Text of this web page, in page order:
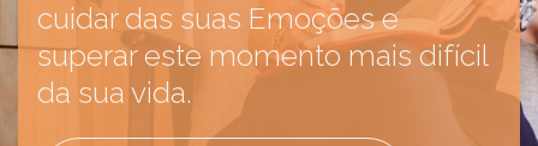
cuidar das suas Emoções e
superar este momento mais difícil
da sua vida.